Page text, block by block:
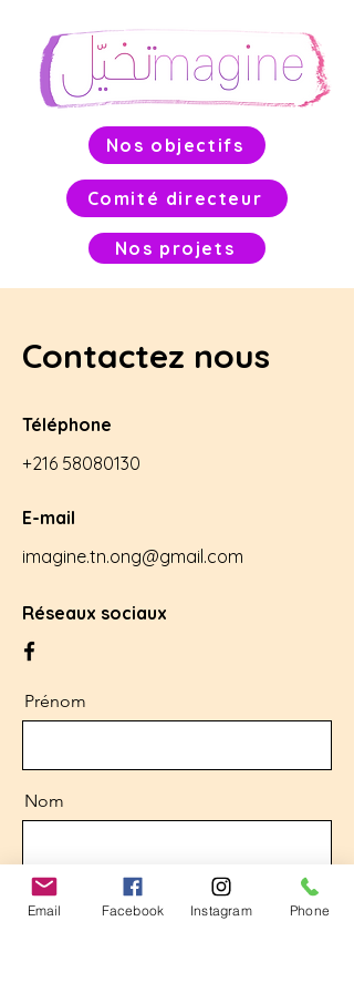
Nos objectifs
Comité directeur
Nos projets
Contactez nous
Téléphone
+216 58080130
E-mail
imagine.tn.ong@gmail.com
Réseaux sociaux
Prénom
Nom
E-mail
Email Facebook Instagram Phone